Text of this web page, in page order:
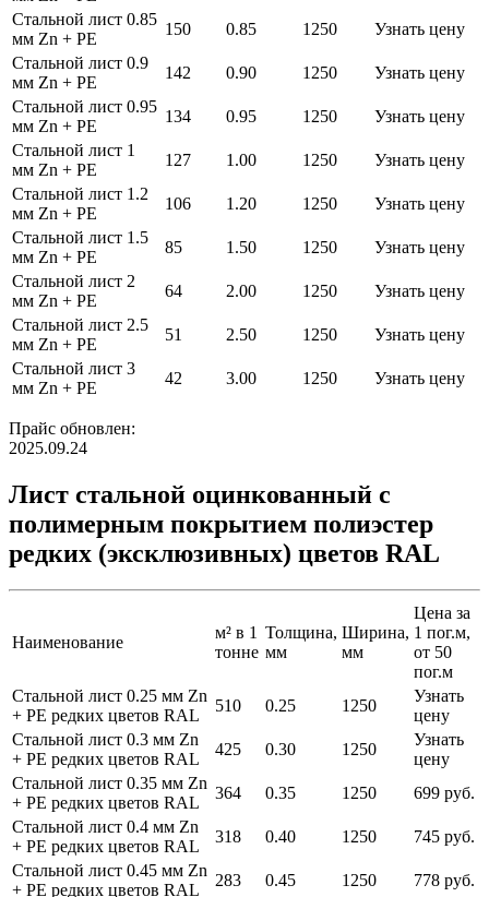
Стальной лист 0.85
мм Zn + PE
150 0.85 1250
Узнать цену
Стальной лист 0.9
мм Zn + PE
142 0.90 1250
Узнать цену
Стальной лист 0.95
мм Zn + PE
134 0.95 1250
Узнать цену
Стальной лист 1
мм Zn + PE
127 1.00 1250
Узнать цену
Стальной лист 1.2
мм Zn + PE
106 1.20 1250
Узнать цену
Стальной лист 1.5
мм Zn + PE
85 1.50 1250
Узнать цену
Стальной лист 2
мм Zn + PE
64 2.00 1250
Узнать цену
Стальной лист 2.5
мм Zn + PE
51 2.50 1250
Узнать цену
Стальной лист 3
мм Zn + PE
42 3.00 1250 Узнать цену
Прайс обновлен:
2025.09.24
Лист стальной оцинкованный с
полимерным покрытием полиэстер
редких (эксклюзивных) цветов RAL
Наименование
м² в 1
тонне
Толщина,
мм
Ширина,
мм
Цена за
1 пог.м,
от 50
пог.м
Стальной лист 0.25 мм Zn
+ PE редких цветов RAL
510 0.25 1250
Узнать
цену
Стальной лист 0.3 мм Zn
+ PE редких цветов RAL
425 0.30 1250
Узнать
цену
Стальной лист 0.35 мм Zn
+ PE редких цветов RAL
364 0.35 1250
699 руб.
Стальной лист 0.4 мм Zn
+ PE редких цветов RAL
318 0.40 1250
745 руб.
Стальной лист 0.45 мм Zn
+ PE редких цветов RAL
283 0.45 1250 778 руб.